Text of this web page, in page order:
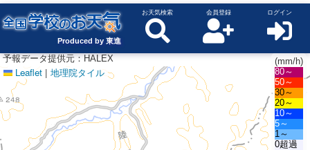
Produced by 東進
お天気検索 会員登録 ログイン
Leaflet | 地理院タイル
(mm/h)
80～
50～
30～
20～
10～
5～
1～
0超過
予報データ提供元：HALEX